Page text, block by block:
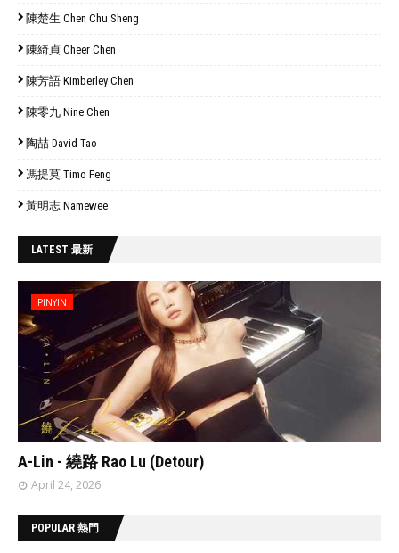
陳楚生 Chen Chu Sheng
陳綺貞 Cheer Chen
陳芳語 Kimberley Chen
陳零九 Nine Chen
陶喆 David Tao
馮提莫 Timo Feng
黃明志 Namewee
LATEST 最新
PINYIN
A-Lin - 繞路 Rao Lu (Detour)
April 24, 2026
POPULAR 熱門